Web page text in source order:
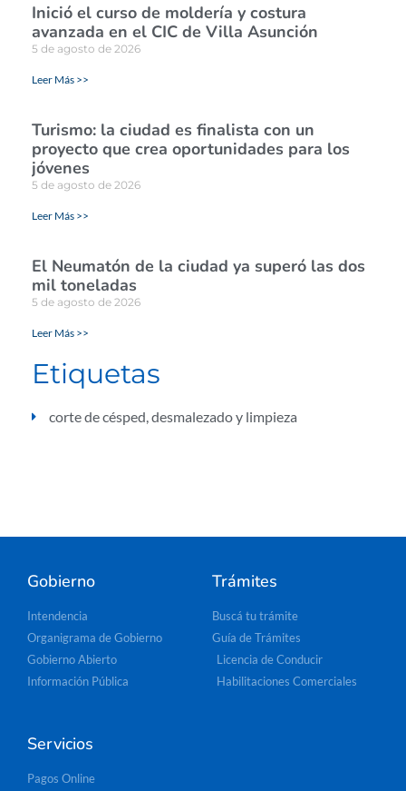
Inició el curso de moldería y costura
avanzada en el CIC de Villa Asunción
5 de agosto de 2026
Leer Más >>
Turismo: la ciudad es finalista con un
proyecto que crea oportunidades para los
jóvenes
5 de agosto de 2026
Leer Más >>
El Neumatón de la ciudad ya superó las dos
mil toneladas
5 de agosto de 2026
Leer Más >>
Etiquetas
corte de césped desmalezado y limpieza
Gobierno
Intendencia
Organigrama de Gobierno
Gobierno Abierto
Información Pública
Trámites
Buscá tu trámite
Guía de Trámites
Licencia de Conducir
Habilitaciones Comerciales
Servicios
Pagos Online